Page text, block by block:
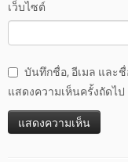
เว็บไซต์
บันทึกชื่อ, อีเมล และ
แสดงความเห็นครั้งถัดไป